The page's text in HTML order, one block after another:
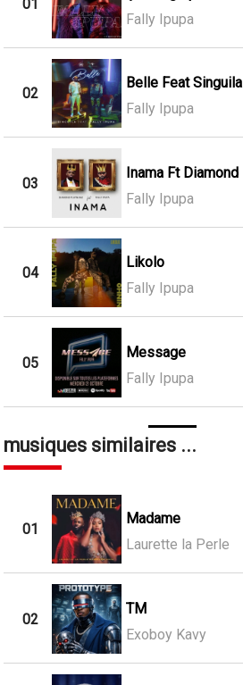
01
Fally Ipupa
02
Belle Feat Singuila
Fally Ipupa
03
Inama Ft Diamond
Fally Ipupa
04
Likolo
Fally Ipupa
05
Message
Fally Ipupa
musiques similaires ...
01
Madame
Laurette la Perle
02
TM
Exoboy Kavy